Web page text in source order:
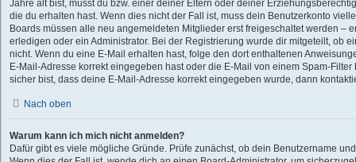
Jahre alt bist, musst du bzw. einer deiner Eltern oder deiner
die du erhalten hast. Wenn dies nicht der Fall ist, muss dein Benutzerkonto
Boards müssen alle neu angemeldeten Mitglieder erst freigeschaltet werden –
erledigen oder ein Administrator. Bei der Registrierung wurde dir mitgeteilt, ob
nicht. Wenn du eine E-Mail erhalten hast, folge den dort enthaltenen
E-Mail-Adresse korrekt eingegeben hast oder die E-Mail von einem Spam-
sicher bist, dass deine E-Mail-Adresse korrekt eingegeben wurde, dann
Nach oben
Warum kann ich mich nicht anmelden?
Dafür gibt es viele mögliche Gründe. Prüfe zunächst, ob dein Benutzername